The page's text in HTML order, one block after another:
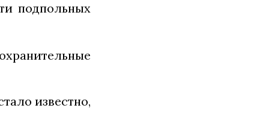
подпольных
известно,